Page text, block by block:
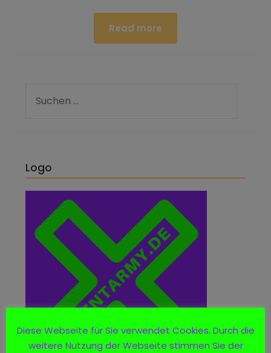
Read more
Logo
Diese Webseite für Sie verwendet Cookies. Durch die
weitere Nutzung der Webseite stimmen Sie der